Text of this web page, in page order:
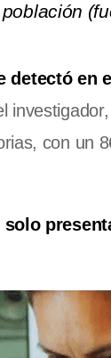
en
con un